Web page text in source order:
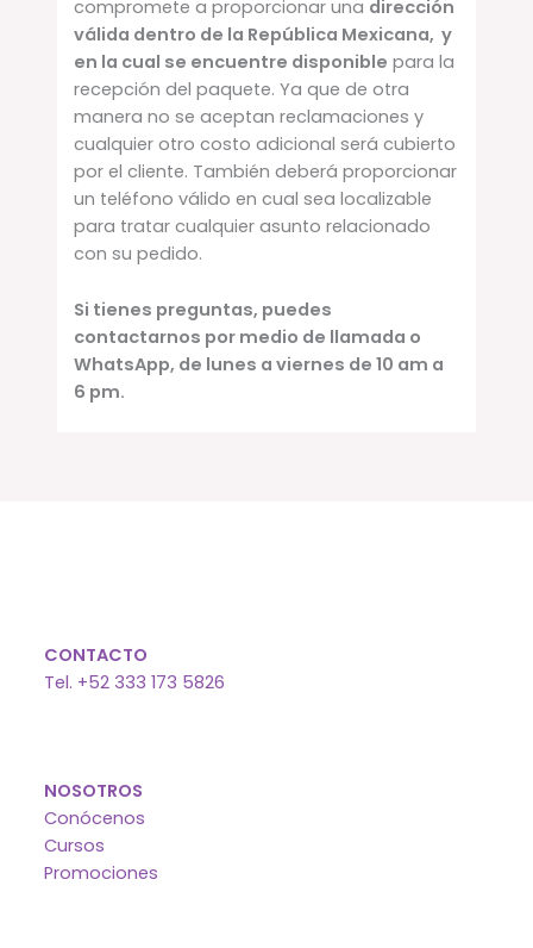
compromete a proporcionar una dirección
válida dentro de la República Mexicana, y
en la cual se encuentre disponible para la
recepción del paquete. Ya que de otra
manera no se aceptan reclamaciones y
cualquier otro costo adicional será cubierto
por el cliente. También deberá proporcionar
un teléfono válido en cual sea localizable
para tratar cualquier asunto relacionado
con su pedido.
Si tienes preguntas, puedes
contactarnos por medio de llamada o
WhatsApp, de lunes a viernes de 10 am a
6 pm.
CONTACTO
Tel. +52 333 173 5826
NOSOTROS
Conócenos
Cursos
Promociones